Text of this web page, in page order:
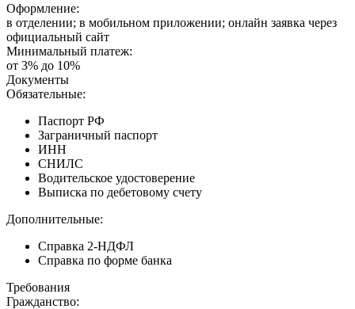
Оформление:
в отделении; в мобильном приложении; онлайн заявка через
официальный сайт
Минимальный платеж:
от 3% до 10%
Документы
Обязательные:
Паспорт РФ
Заграничный паспорт
ИНН
СНИЛС
Водительское удостоверение
Выписка по дебетовому счету
Дополнительные:
Справка 2-НДФЛ
Справка по форме банка
Требования
Гражданство: